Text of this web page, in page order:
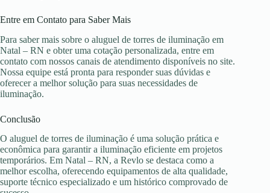
Entre em Contato para Saber Mais
Para saber mais sobre o aluguel de torres de iluminação em
Natal – RN e obter uma cotação personalizada, entre em
contato com nossos canais de atendimento disponíveis no site.
Nossa equipe está pronta para responder suas dúvidas e
oferecer a melhor solução para suas necessidades de
iluminação.
Conclusão
O aluguel de torres de iluminação é uma solução prática e
econômica para garantir a iluminação eficiente em projetos
temporários. Em Natal – RN, a Revlo se destaca como a
melhor escolha, oferecendo equipamentos de alta qualidade,
suporte técnico especializado e um histórico comprovado de